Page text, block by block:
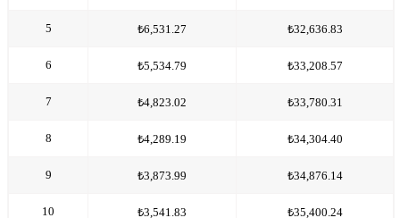
5 ₺6,531.27 ₺32,636.83
6 ₺5,534.79 ₺33,208.57
7 ₺4,823.02 ₺33,780.31
8 ₺4,289.19 ₺34,304.40
9 ₺3,873.99 ₺34,876.14
10 ₺3,541.83 ₺35,400.24